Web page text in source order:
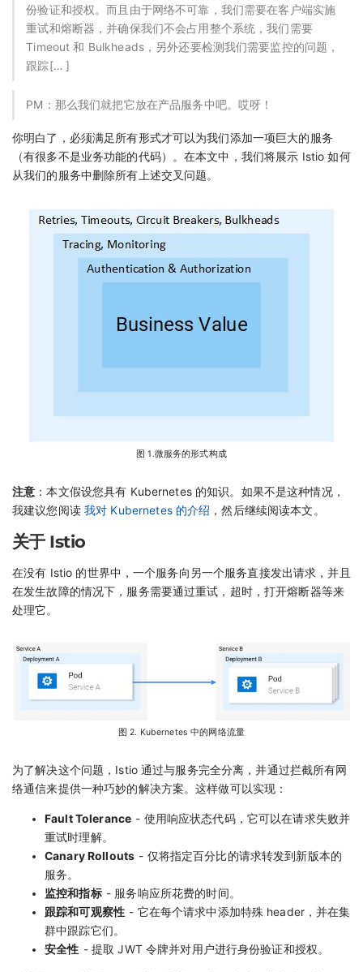
份验证和授权。而且由于网络不可靠，我们需要在客户端实施
重试和熔断器，并确保我们不会占用整个系统，我们需要
Timeout 和 Bulkheads，另外还要检测我们需要监控的问题，
跟踪[… ]
PM：那么我们就把它放在产品服务中吧。哎呀！
你明白了，必须满足所有形式才可以为我们添加一项巨大的服务
（有很多不是业务功能的代码）。在本文中，我们将展示 Istio 如何
从我们的服务中删除所有上述交叉问题。
图 1.微服务的形式构成
注意 ：本文假设您具有 Kubernetes 的知识。如果不是这种情况，
我建议您阅读 我对 Kubernetes 的介绍 ，然后继续阅读本文。
关于 Istio
在没有 Istio 的世界中，一个服务向另一个服务直接发出请求，并且
在发生故障的情况下，服务需要通过重试，超时，打开熔断器等来
处理它。
图 2. Kubernetes 中的网络流量
为了解决这个问题，Istio 通过与服务完全分离，并通过拦截所有网
络通信来提供一种巧妙的解决方案。这样做可以实现：
Fault Tolerance - 使用响应状态代码，它可以在请求失败并
重试时理解。
Canary Rollouts - 仅将指定百分比的请求转发到新版本的
服务。
监控和指标- 服务响应所花费的时间。
跟踪和可观察性- 它在每个请求中添加特殊 header，并在集
群中跟踪它们。
安全性 - 提取 JWT 令牌并对用户进行身份验证和授权。